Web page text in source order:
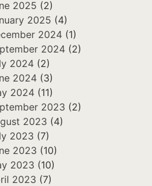
2025 (2)
2025 (4)
2024 (1)
2024 (2)
2024 (2)
2024 (3)
2024 (11)
2023 (2)
2023 (4)
2023 (7)
2023 (10)
2023 (10)
2023 (7)